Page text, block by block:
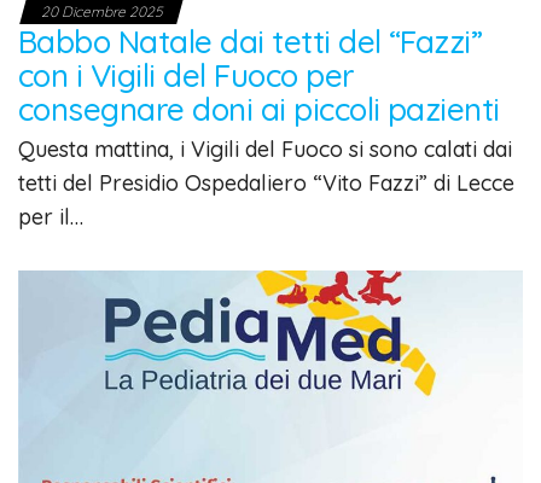
20 Dicembre 2025
Babbo Natale dai tetti del “Fazzi”
con i Vigili del Fuoco per
consegnare doni ai piccoli pazienti
Questa mattina, i Vigili del Fuoco si sono calati dai
tetti del Presidio Ospedaliero “Vito Fazzi” di Lecce
per il…